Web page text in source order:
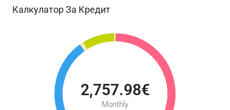
Калкулатор За Кредит
2,757.98€
Monthly